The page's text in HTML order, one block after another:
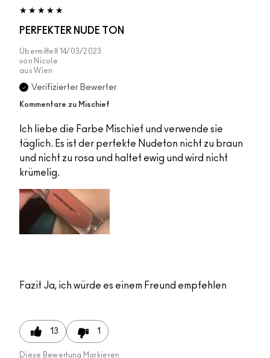
PERFEKTER NUDE TON
Übermittelt 14/03/2023
von Nicole
aus Wien
Verifizierter Bewerter
Kommentare zu Mischief
Ich liebe die Farbe Mischief und verwende sie
täglich. Es ist der perfekte Nudeton nicht zu braun
und nicht zu rosa und haltet ewig und wird nicht
krümelig.
Fazit Ja, ich würde es einem Freund empfehlen
13 1
Diese Bewertung Markieren